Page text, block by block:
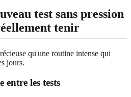
test sans pression
tenir
qu'une routine intense qui
jours.
entre les tests